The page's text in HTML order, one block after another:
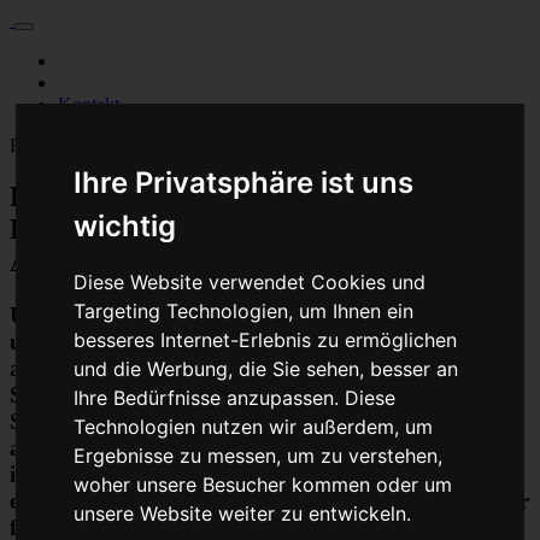
Ihre Privatsphäre ist uns
wichtig
Diese Website verwendet Cookies und
Targeting Technologien, um Ihnen ein
besseres Internet-Erlebnis zu ermöglichen
und die Werbung, die Sie sehen, besser an
Ihre Bedürfnisse anzupassen. Diese
Technologien nutzen wir außerdem, um
Ergebnisse zu messen, um zu verstehen,
woher unsere Besucher kommen oder um
unsere Website weiter zu entwickeln.
Kontakt
Fahrzeugmarken
Baumaschine Luftmassenmesser
Luftmengenmesser Reparatur oder
Austauschgerät KVA
Unser Betrieb steht für kostengünstige Prüfungen
und Reparaturen von Steuergeräten aller Art, unter
anderem von Motor-Steuergeräten, Airbag-
Steuergeräten, ABS-Steuergeräten uvm.
STEUBEL® verfügt dabei über viel Erfahrung und
ausgewiesene Expertise bei PKW-Steuergeräten und
insbesondere Motor-steuergeräte Reparaturen. So
ermöglicht STEUBEL® eine Steuergeräte Reparatur
für nahezu aller Hersteller und Fahrzeugarten - sei